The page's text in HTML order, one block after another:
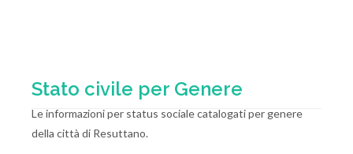
Stato civile per Genere
Le informazioni per status sociale catalogati per genere
della città di Resuttano.